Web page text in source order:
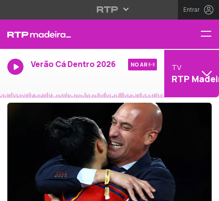
Entrar
Verão Cá Dentro 2026 NO AR TV
RTP